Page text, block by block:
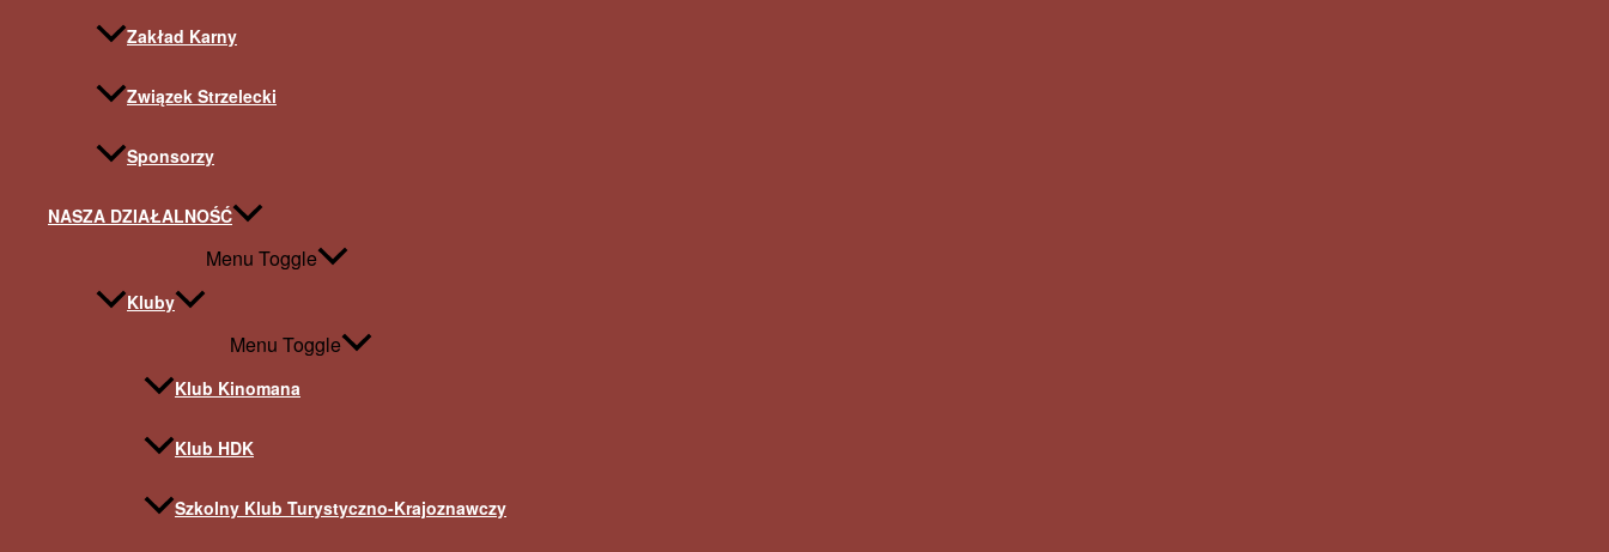
Zakład Karny
Związek Strzelecki
Sponsorzy
NASZA DZIAŁALNOŚĆ
Menu Toggle
Kluby
Menu Toggle
Klub Kinomana
Klub HDK
Szkolny Klub Turystyczno-Krajoznawczy